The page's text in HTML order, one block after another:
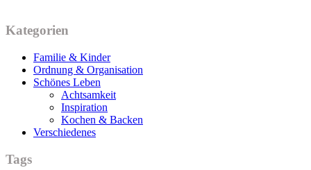
Kategorien
Familie & Kinder
Ordnung & Organisation
Schönes Leben
Achtsamkeit
Inspiration
Kochen & Backen
Verschiedenes
Tags